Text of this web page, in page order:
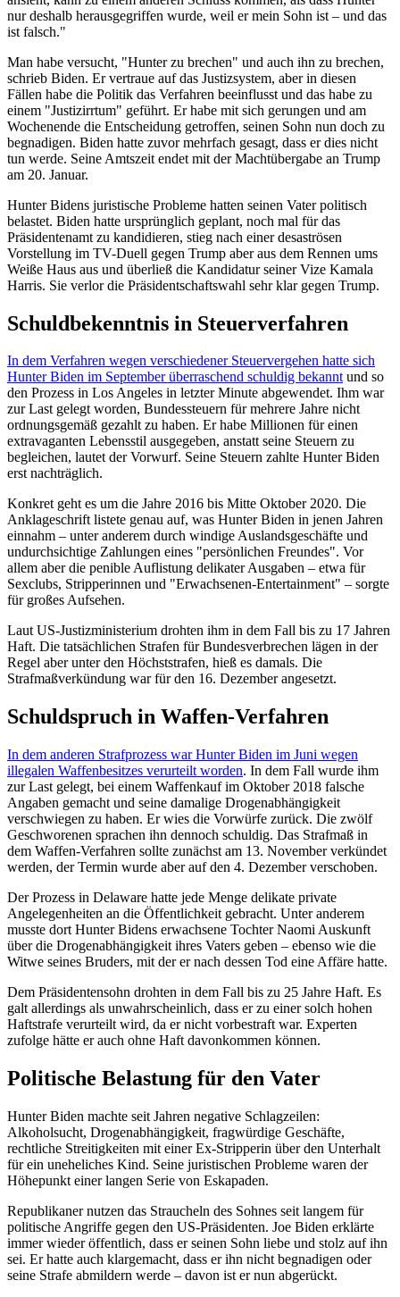
nur deshalb herausgegriffen wurde, weil er mein Sohn ist – und das
ist falsch."
Man habe versucht, "Hunter zu brechen" und auch ihn zu brechen,
schrieb Biden. Er vertraue auf das Justizsystem, aber in diesen
Fällen habe die Politik das Verfahren beeinflusst und das habe zu
einem "Justizirrtum" geführt. Er habe mit sich gerungen und am
Wochenende die Entscheidung getroffen, seinen Sohn nun doch zu
begnadigen. Biden hatte zuvor mehrfach gesagt, dass er dies nicht
tun werde. Seine Amtszeit endet mit der Machtübergabe an Trump
am 20. Januar.
Hunter Bidens juristische Probleme hatten seinen Vater politisch
belastet. Biden hatte ursprünglich geplant, noch mal für das
Präsidentenamt zu kandidieren, stieg nach einer desaströsen
Vorstellung im TV-Duell gegen Trump aber aus dem Rennen ums
Weiße Haus aus und überließ die Kandidatur seiner Vize Kamala
Harris. Sie verlor die Präsidentschaftswahl sehr klar gegen Trump.
Schuldbekenntnis in Steuerverfahren
In dem Verfahren wegen verschiedener Steuervergehen hatte sich
Hunter Biden im September überraschend schuldig bekanntund so
den Prozess in Los Angeles in letzter Minute abgewendet. Ihm war
zur Last gelegt worden, Bundessteuern für mehrere Jahre nicht
ordnungsgemäß gezahlt zu haben. Er habe Millionen für einen
extravaganten Lebensstil ausgegeben, anstatt seine Steuern zu
begleichen, lautet der Vorwurf. Seine Steuern zahlte Hunter Biden
erst nachträglich.
Konkret geht es um die Jahre 2016 bis Mitte Oktober 2020. Die
Anklageschrift listete genau auf, was Hunter Biden in jenen Jahren
einnahm – unter anderem durch windige Auslandsgeschäfte und
undurchsichtige Zahlungen eines "persönlichen Freundes". Vor
allem aber die penible Auflistung delikater Ausgaben – etwa für
Sexclubs, Stripperinnen und "Erwachsenen-Entertainment" – sorgte
für großes Aufsehen.
Laut US-Justizministerium drohten ihm in dem Fall bis zu 17 Jahren
Haft. Die tatsächlichen Strafen für Bundesverbrechen lägen in der
Regel aber unter den Höchststrafen, hieß es damals. Die
Strafmaßverkündung war für den 16. Dezember angesetzt.
Schuldspruch in Waffen-Verfahren
In dem anderen Strafprozess war Hunter Biden im Juni wegen
illegalen Waffenbesitzes verurteilt worden. In dem Fall wurde ihm
zur Last gelegt, bei einem Waffenkauf im Oktober 2018 falsche
Angaben gemacht und seine damalige Drogenabhängigkeit
verschwiegen zu haben. Er wies die Vorwürfe zurück. Die zwölf
Geschworenen sprachen ihn dennoch schuldig. Das Strafmaß in
dem Waffen-Verfahren sollte zunächst am 13. November verkündet
werden, der Termin wurde aber auf den 4. Dezember verschoben.
Der Prozess in Delaware hatte jede Menge delikate private
Angelegenheiten an die Öffentlichkeit gebracht. Unter anderem
musste dort Hunter Bidens erwachsene Tochter Naomi Auskunft
über die Drogenabhängigkeit ihres Vaters geben – ebenso wie die
Witwe seines Bruders, mit der er nach dessen Tod eine Affäre hatte.
Dem Präsidentensohn drohten in dem Fall bis zu 25 Jahre Haft. Es
galt allerdings als unwahrscheinlich, dass er zu einer solch hohen
Haftstrafe verurteilt wird, da er nicht vorbestraft war. Experten
zufolge hätte er auch ohne Haft davonkommen können.
Politische Belastung für den Vater
Hunter Biden machte seit Jahren negative Schlagzeilen:
Alkoholsucht, Drogenabhängigkeit, fragwürdige Geschäfte,
rechtliche Streitigkeiten mit einer Ex-Stripperin über den Unterhalt
für ein uneheliches Kind. Seine juristischen Probleme waren der
Höhepunkt einer langen Serie von Eskapaden.
Republikaner nutzen das Straucheln des Sohnes seit langem für
politische Angriffe gegen den US-Präsidenten. Joe Biden erklärte
immer wieder öffentlich, dass er seinen Sohn liebe und stolz auf ihn
sei. Er hatte auch klargemacht, dass er ihn nicht begnadigen oder
seine Strafe abmildern werde – davon ist er nun abgerückt.